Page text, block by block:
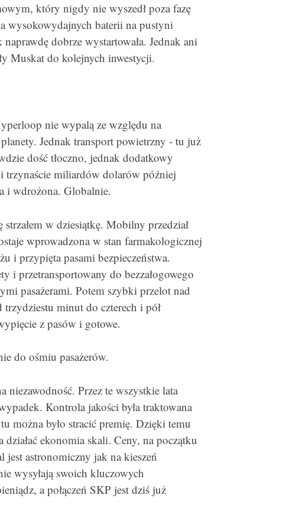
który nigdy nie wyszedł poza fazę
wysokowydajnych baterii na pustyni
dobrze wystartowała. Jednak ani
Muskat do kolejnych inwestycji.
nie wypalą ze względu na
Jednak transport powietrzny - tu już
dość tłoczno, jednak dodatkowy
trzynaście miliardów dolarów później
i wdrożona. Globalnie.
w dziesiątkę. Mobilny przedział
wprowadzona w stan farmakologicznej
i przypięta pasami bezpieczeństwa.
i przetransportowany do bezzałogowego
pasażerami. Potem szybki przelot nad
minut do czterech i pół
z pasów i gotowe.
do ośmiu pasażerów.
Przez te wszystkie lata
Kontrola jakości była traktowana
można było stracić premię. Dzięki temu
działać ekonomia skali. Ceny, na początku
jest astronomiczny jak na kieszeń
wysyłają swoich kluczowych
a połączeń SKP jest dziś już